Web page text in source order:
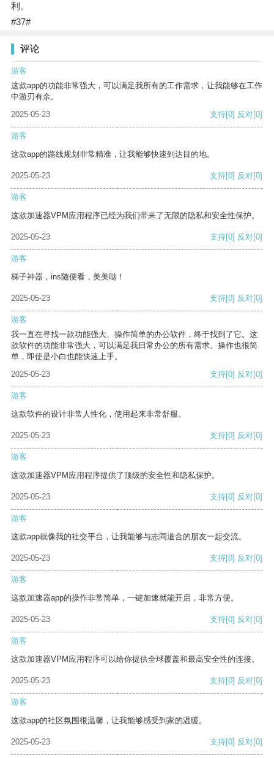
利。
#37#
评论
游客
这款app的功能非常强大，可以满足我所有的工作需求，让我能够在工作
中游刃有余。
2025-05-23
支持[0] 反对[0]
游客
这款app的路线规划非常精准，让我能够快速到达目的地。
2025-05-23 支持[0] 反对[0]
游客
这款加速器VPM应用程序已经为我们带来了无限的隐私和安全性保护。
2025-05-23 支持[0] 反对[0]
游客
梯子神器，ins随便看，美美哒！
2025-05-23 支持[0] 反对[0]
游客
我一直在寻找一款功能强大、操作简单的办公软件，终于找到了它。这
款软件的功能非常强大，可以满足我日常办公的所有需求。操作也很简
单，即使是小白也能快速上手。
2025-05-23
支持[0] 反对[0]
游客
这款软件的设计非常人性化，使用起来非常舒服。
2025-05-23 支持[0] 反对[0]
游客
这款加速器VPM应用程序提供了顶级的安全性和隐私保护。
2025-05-23 支持[0] 反对[0]
游客
这款app就像我的社交平台，让我能够与志同道合的朋友一起交流。
2025-05-23 支持[0] 反对[0]
游客
这款加速器app的操作非常简单，一键加速就能开启，非常方便。
2025-05-23 支持[0] 反对[0]
游客
这款加速器VPM应用程序可以给你提供全球覆盖和最高安全性的连接。
2025-05-23 支持[0] 反对[0]
游客
这款app的社区氛围很温馨，让我能够感受到家的温暖。
2025-05-23 支持[0] 反对[0]